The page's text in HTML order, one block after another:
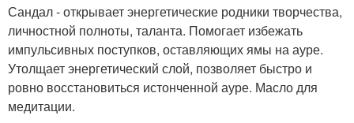
Сандал - открывает энергетические родники творчества,
личностной полноты, таланта. Помогает избежать
импульсивных поступков, оставляющих ямы на ауре.
Утолщает энергетический слой, позволяет быстро и
ровно восстановиться истонченной ауре. Масло для
медитации.